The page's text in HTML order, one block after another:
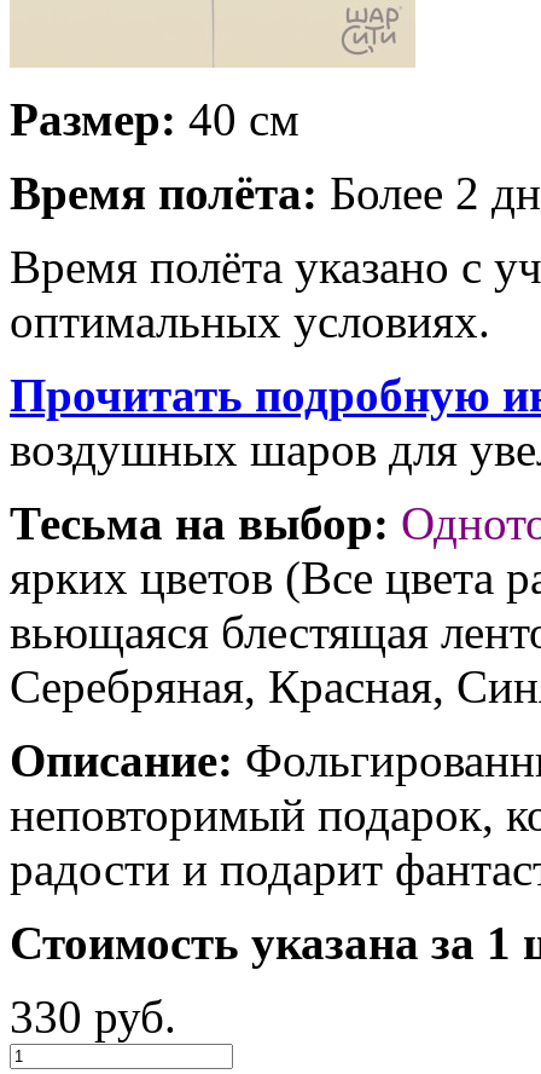
Размер: 40 см
Время полёта: Более 2
Время полёта указано с
оптимальных условиях.
Прочитать подробную
воздушных шаров для
Тесьма на выбор:
ярких цветов (Все цвета
вьющаяся блестящая
Серебряная, Красная,
Описание:
неповторимый подарок,
радости и подарит
Стоимость указана за 1
330 руб.